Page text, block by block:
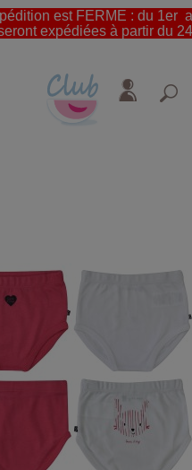
est FERME : du 1er
expédiées à partir du